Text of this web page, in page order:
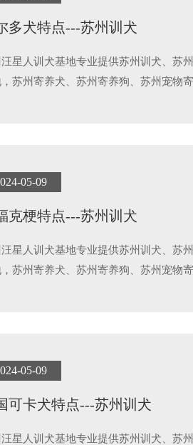
多犬特点---苏州训犬
星人训犬基地专业提供苏州训犬、苏
苏州寄养犬、苏州寄养狗、苏州宠物
05-09
克梗特点---苏州训犬
星人训犬基地专业提供苏州训犬、苏
苏州寄养犬、苏州寄养狗、苏州宠物
05-09
可卡犬特点---苏州训犬
星人训犬基地专业提供苏州训犬、苏